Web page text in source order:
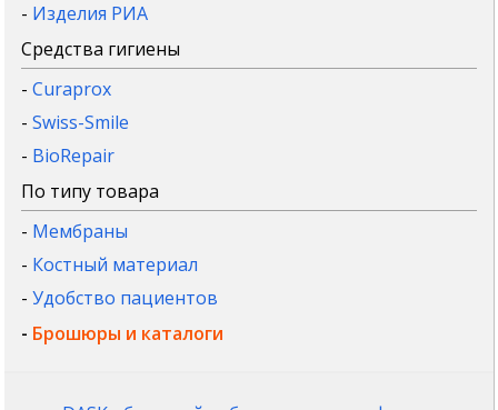
- Изделия РИА
Средства гигиены
-Curaprox
-Swiss-Smile
- BioRepair
По типу товара
- Мембраны
- Костный материал
-Удобство пациентов
- Брошюры и каталоги